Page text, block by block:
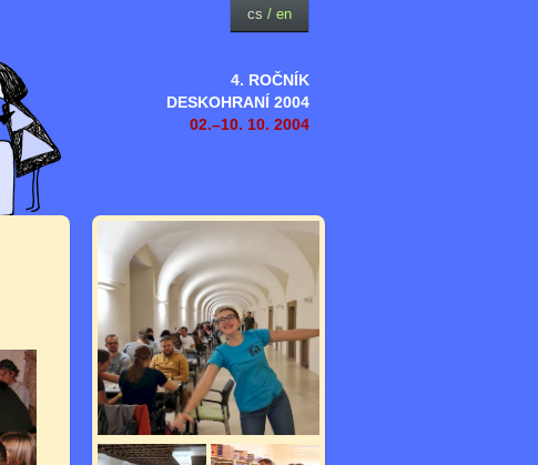
4. ROČNÍK
DESKOHRANÍ 2004
02.–10. 10. 2004
cs / en